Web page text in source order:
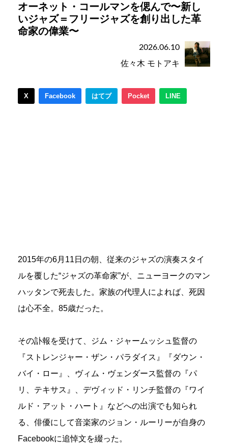
オーネット・コールマンを偲んで〜新し
いジャズ＝フリージャズを創り出した革
命家の偉業〜
2026.06.10
佐々木 モトアキ
X Facebook はてブ Pocket LINE
2015年の6月11日の朝、従来のジャズの演奏スタイ
ルを覆した“ジャズの革命家”が、ニューヨークのマン
ハッタンで死去した。家族の代理人によれば、死因
は心不全。85歳だった。
その訃報を受けて、ジム・ジャームッシュ監督の
『ストレンジャー・ザン・パラダイス』『ダウン・
バイ・ロー』、ヴィム・ヴェンダース監督の『パ
リ、テキサス』、デヴィッド・リンチ監督の『ワイ
ルド・アット・ハート』などへの出演でも知られ
る、俳優にして音楽家のジョン・ルーリーが自身の
Facebookに追悼文を綴った。